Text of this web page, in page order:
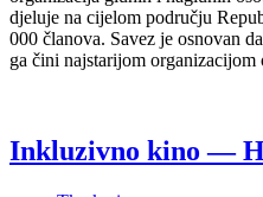
djeluje na cijelom području
000 članova. Savez je osnovan
ga čini najstarijom
Inkluzivno kino —